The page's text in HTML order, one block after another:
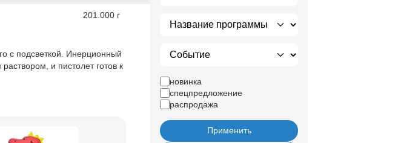
201.000 г
с подсветкой. Инерционный
и пистолет готов к
новинка
спецпредложение
распродажа
Применить